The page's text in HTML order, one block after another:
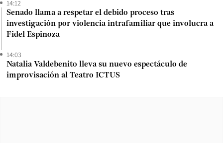
14:12
Senado llama a respetar el debido proceso tras
investigación por violencia intrafamiliar que involucra a
Fidel Espinoza
14:03
Natalia Valdebenito lleva su nuevo espectáculo de
improvisación al Teatro ICTUS